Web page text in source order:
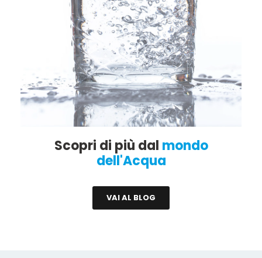
Scopri di più dal mondo
dell'Acqua
VAI AL BLOG